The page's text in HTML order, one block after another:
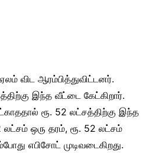
விட ஆரம்பித்துவிட்டனர்.
இந்த வீட்டை கேட்கிறார்.
ரூ. 52 லட்சத்திற்கு இந்த
ஒரு தரம், ரூ. 52 லட்சம்
எபிசோட் முடிவடைகிறது.